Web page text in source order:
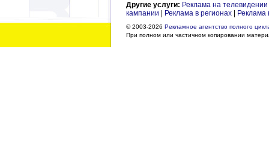
Другие услуги: Реклама на телевидении
кампании
Реклама в регионах Реклама
© 2003-2026 Рекламное агентство полного
При полном или частичном копировании